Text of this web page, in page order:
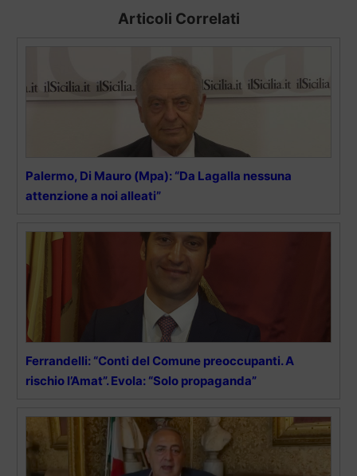
Articoli Correlati
Palermo, Di Mauro (Mpa): “Da Lagalla nessuna
attenzione a noi alleati”
Ferrandelli: “Conti del Comune preoccupanti. A
rischio l’Amat”. Evola: “Solo propaganda”